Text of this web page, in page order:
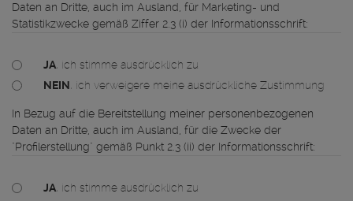
Daten an Dritte, auch im Ausland, für Marketing- und
Statistikzwecke gemäß Ziffer 2.3 (i) der Informationsschrift:
JA, ich stimme ausdrücklich zu
NEIN, ich verweigere meine ausdrückliche Zustimmung
In Bezug auf die Bereitstellung meiner personenbezogenen
Daten an Dritte, auch im Ausland, für die Zwecke der
"Profilerstellung" gemäß Punkt 2.3 (ii) der Informationsschrift:
JA, ich stimme ausdrücklich zu